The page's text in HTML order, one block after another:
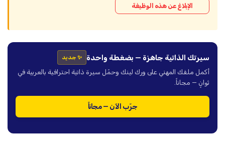
الإبلاغ عن هذه الوظيفة
سيرتك الذاتية جاهزة — بضغطة واحدة ✨ جديد
أكمل ملفك المهني على ورك لينك وحمّل سيرة ذاتية احترافية بالعربية في
ثوانٍ — مجاناً.
جرّب الآن — مجاناً